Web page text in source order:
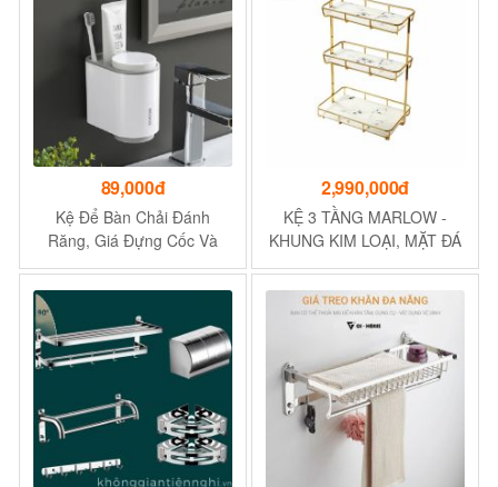
89,000đ
Kệ Để Bàn Chải Đánh
Răng, Giá Đựng Cốc Và
Bàn Chải Đánh Răng
ECOCO Dính Tường Kèm
Cốc Hút Từ Tính
2,990,000đ
KỆ 3 TẦNG MARLOW -
KHUNG KIM LOẠI, MẶT ĐÁ
MARBLE NHÂN TẠO